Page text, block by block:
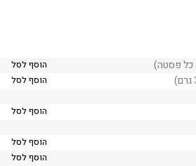
הוסף לסל
הוסף לסל
הוסף לסל
הוסף לסל
הוסף לסל